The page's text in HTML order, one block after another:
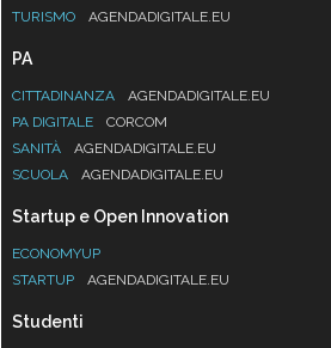
TURISMO
AGENDADIGITALE.EU
PA
CITTADINANZA
AGENDADIGITALE.EU
PA DIGITALE
CORCOM
SANITÀ
AGENDADIGITALE.EU
SCUOLA
AGENDADIGITALE.EU
Startup e Open Innovation
ECONOMYUP
STARTUP
AGENDADIGITALE.EU
Studenti